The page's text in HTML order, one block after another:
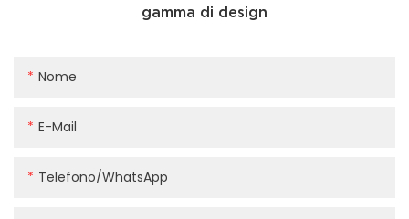
gamma di design
Nome
E-Mail
Telefono/WhatsApp